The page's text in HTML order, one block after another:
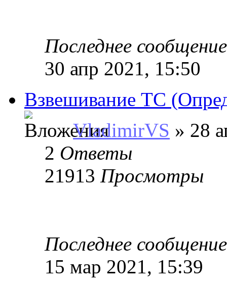
Последнее
30 апр 2021, 15:50
Взвешивание ТС
VladimirVS » 28
2 Ответы
21913 Просмотры
Последнее
15 мар 2021, 15:39